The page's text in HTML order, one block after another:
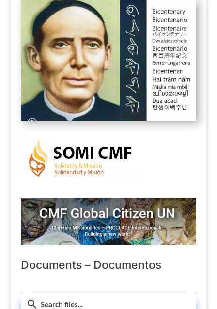
Documents – Documentos